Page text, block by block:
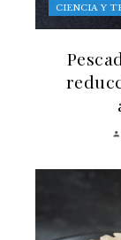
CIENCIA Y